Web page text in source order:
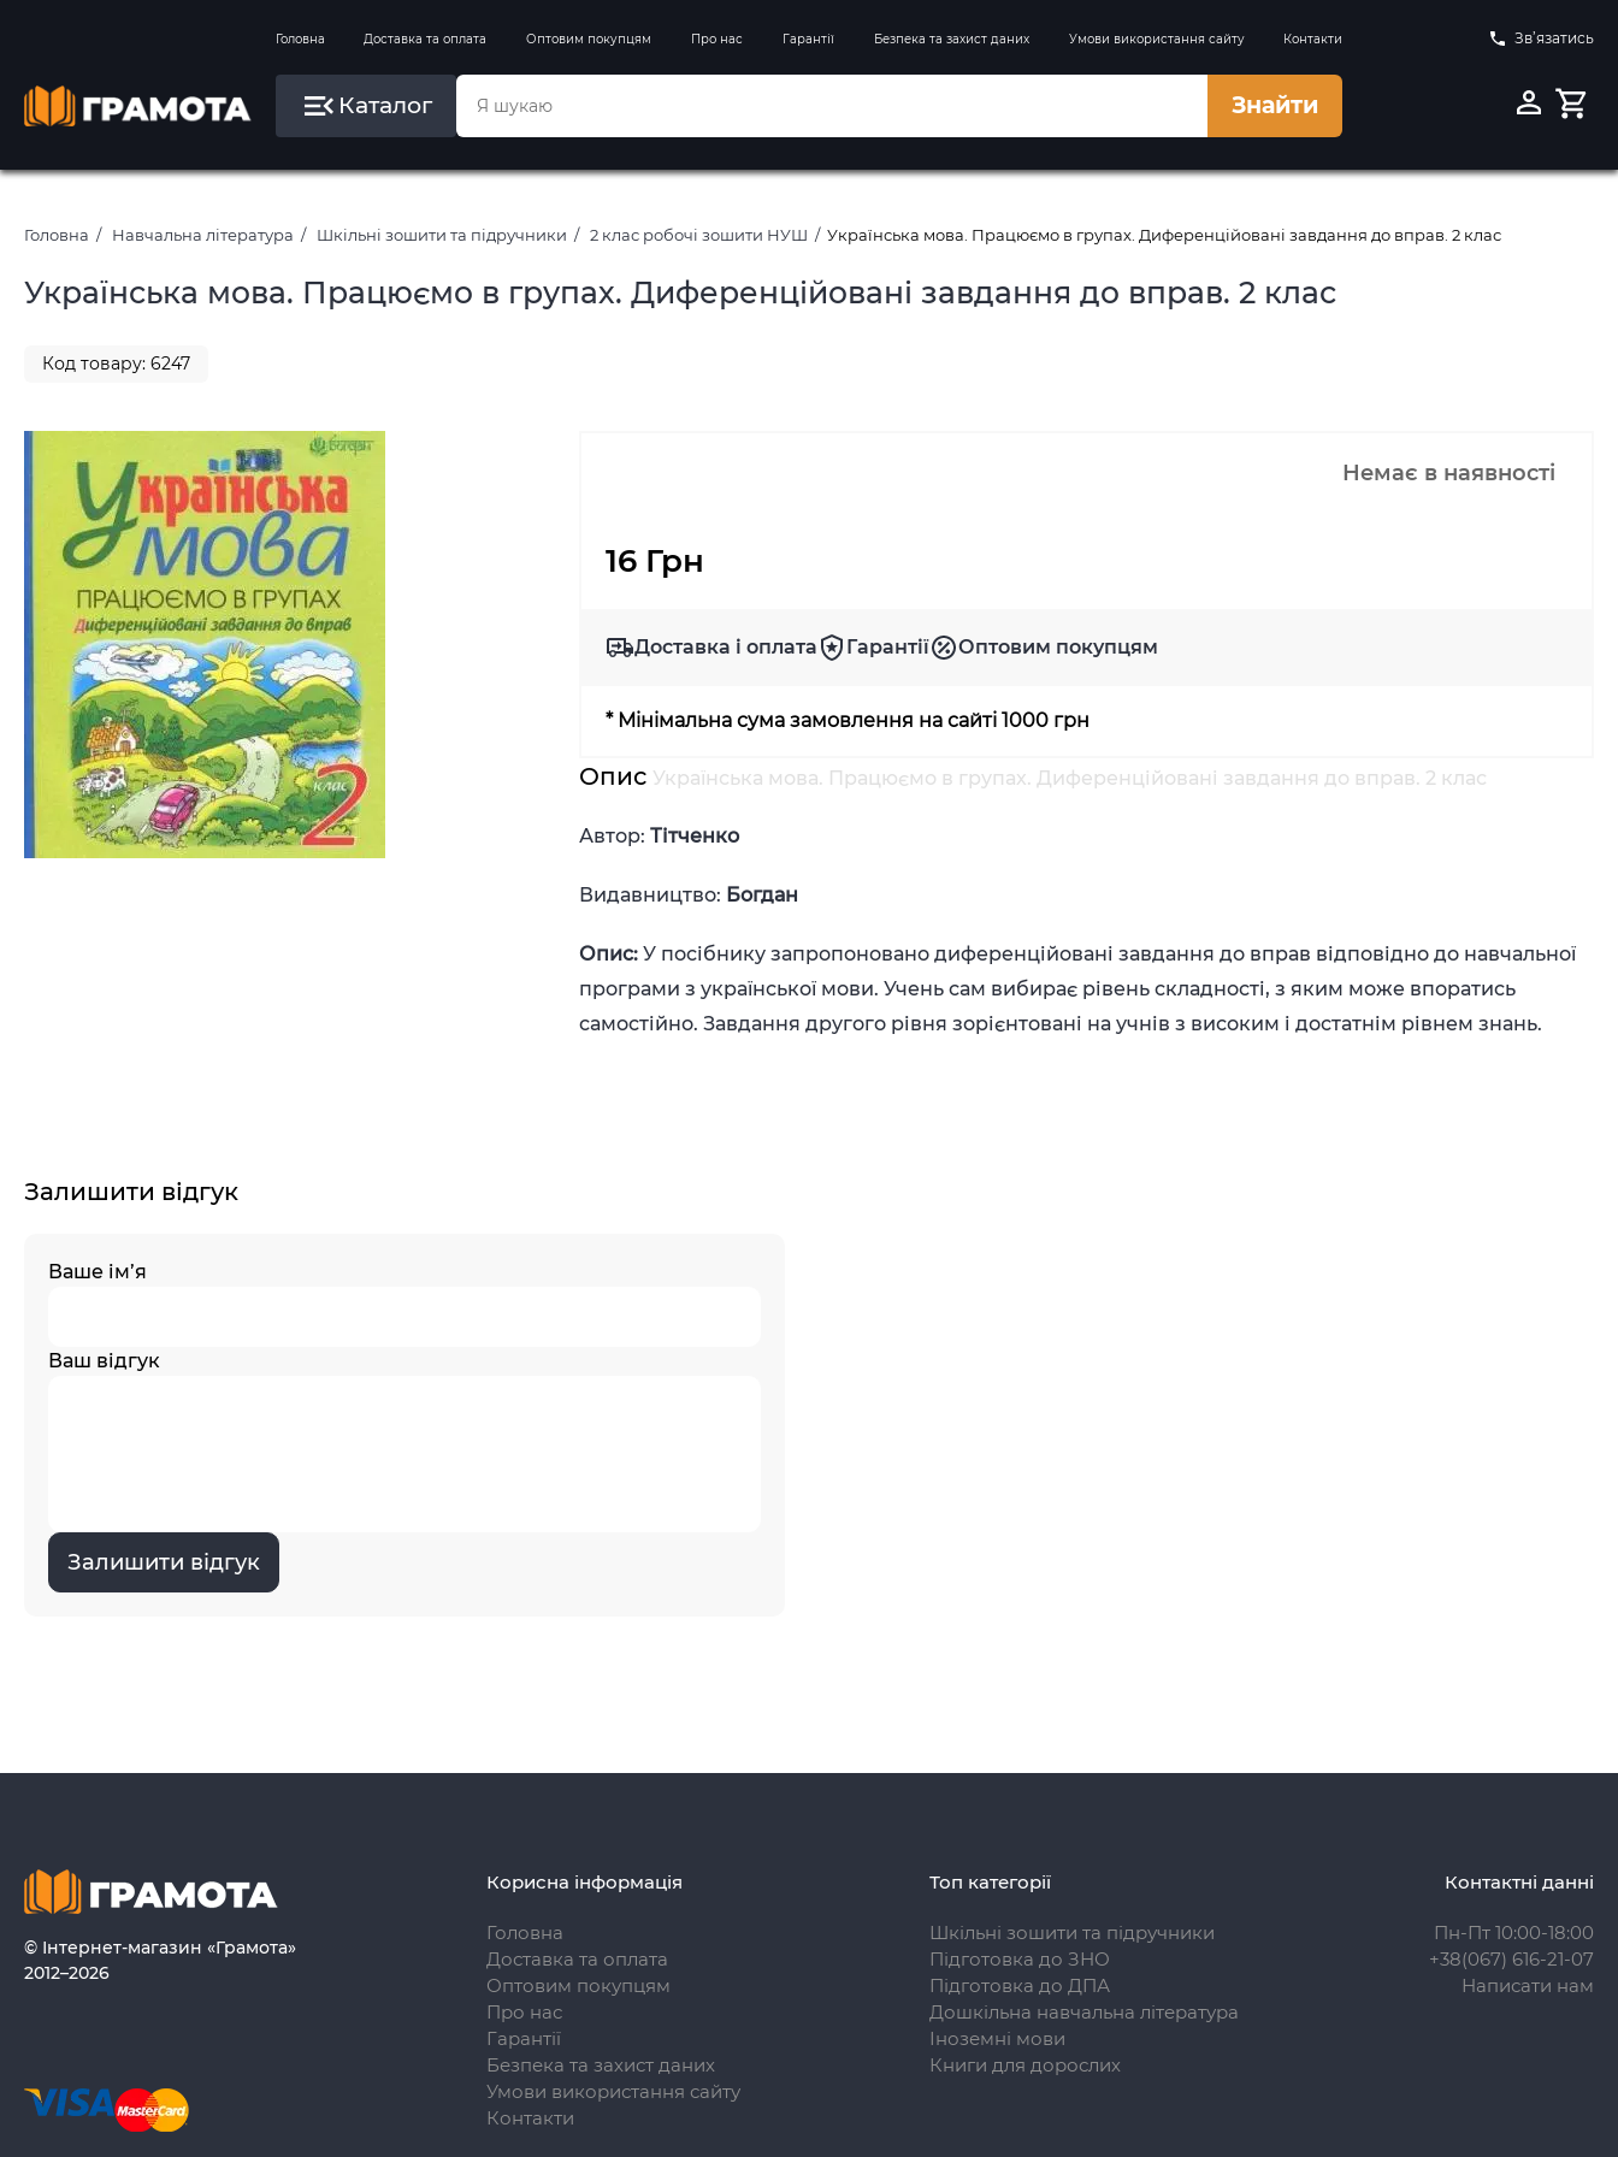
Головна Доставка та оплата Оптовим покупцям Про нас Гарантії Безпека та захист даних Умови використання сайту Контакти Зв’язатись
Каталог Знайти
Вправи на зимові канікули
Літо, пляж, плавання, басейни
Картини за номерами
Головна Навчальна література Шкільні зошити та підручники 2 клас робочі зошити НУШ Українська мова. Працюємо в групах. Диференційовані завдання до вправ. 2 клас
Українська мова. Працюємо в групах. Диференційовані завдання до вправ. 2 клас
Код товару: 6247
Немає в наявності
16 Грн
Доставка і оплата Гарантії Оптовим покупцям
* Мінімальна сума замовлення на сайті 1000 грн
Опис Українська мова. Працюємо в групах. Диференційовані завдання до вправ. 2 клас
Автор:Тітченко
Видавництво: Богдан
Опис: У посібнику запропоновано диференційовані завдання до вправ відповідно до навчальної
програми з української мови. Учень сам вибирає рівень складності, з яким може впоратись
самостійно. Завдання другого рівня зорієнтовані на учнів з високим і достатнім рівнем знань.
Залишити відгук
Ваше ім’я
Ваш відгук
Залишити відгук
© Інтернет-магазин «Грамота»
2012–2026
Корисна інформація
Головна
Доставка та оплата
Оптовим покупцям
Про нас
Гарантії
Безпека та захист даних
Умови використання сайту
Контакти
Топ категорії
Шкільні зошити та підручники
Підготовка до ЗНО
Підготовка до ДПА
Дошкільна навчальна література
Іноземні мови
Книги для дорослих
Контактні данні
Пн-Пт 10:00-18:00
+38(067) 616-21-07
Написати нам